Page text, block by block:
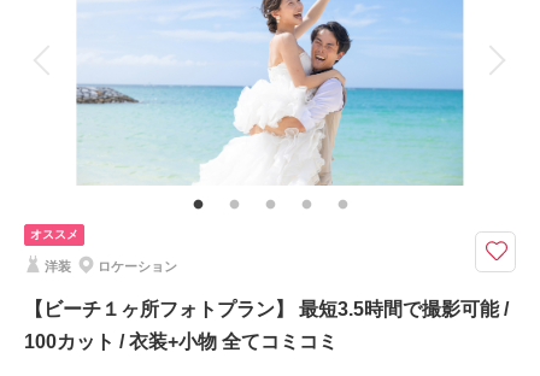
データ 150 カット
会食
家族と撮影 家族用衣装レンタル ペットと撮影
その他含むもの
データはダウンロード形式にてフルサイズデータを納品♪ブーケ、ブートニ
ア、ヘアアクセサリー、靴、撮影小物 データ明るさ＆お色味補正、ご希望
リクエストカット、衣装小物持ち込み無料、雨天時保証
海のみえるチャペルでおふたりだけのリゾートウェディング＋ビーチ撮影で
目の前にグリーンと広大な海が広がるチャペルとビーチ撮影のプランです＊
オススメ
洋装 ロケーション
【ビーチ１ヶ所フォトプラン】 最短3.5時間で撮影可能 /
100カット / 衣装+小物 全てコミコミ